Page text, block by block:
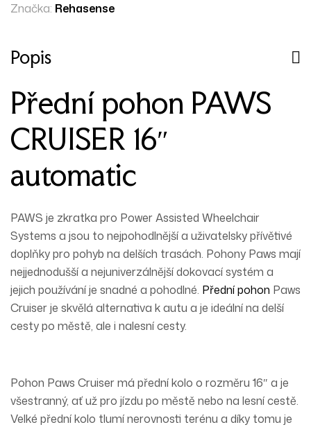
Značka: Rehasense
Popis
Přední pohon PAWS
CRUISER 16″
automatic
PAWS je zkratka pro Power Assisted Wheelchair
Systems a jsou to nejpohodlnější a uživatelsky přívětivé
doplňky pro pohyb na delších trasách. Pohony Paws mají
nejjednodušší a nejuniverzálnější dokovací systém a
jejich používání je snadné a pohodlné. Přední pohon Paws
Cruiser je skvělá alternativa k autu a je ideální na delší
cestypo městě, ale i nalesní cesty.
Pohon Paws Cruiser má přední kolo o rozměru 16″ a je
všestranný, ať už pro jízdu po městě nebo na lesní cestě.
Velké přední kolo tlumí nerovnosti terénu a díky tomu je